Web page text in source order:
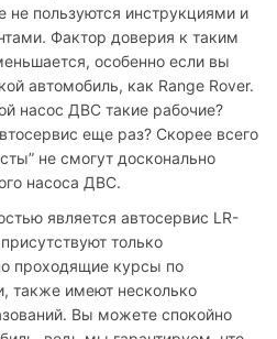
не пользуются инструкциями и
Фактор доверия к таким
особенно если вы
автомобиль, как Range Rover.
насос ДВС такие рабочие?
еще раз? Скорее всего
не смогут досконально
насоса ДВС.
является автосервис LR-
только
проходящие курсы по
также имеют несколько
Вы можете спокойно